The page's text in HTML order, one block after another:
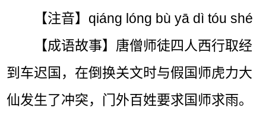
【注音】qiáng lóng bù yā dì tóu shé
【成语故事】唐僧师徒四人西行取经
到车迟国，在倒换关文时与假国师虎力大
仙发生了冲突，门外百姓要求国师求雨。